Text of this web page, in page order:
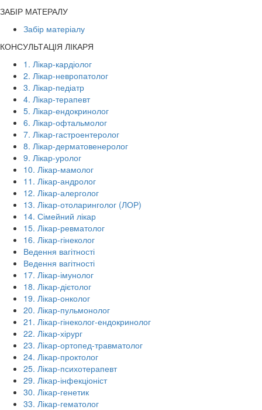
ЗАБІР МАТЕРАЛУ
Забір матеріалу
КОНСУЛЬТАЦІЯ ЛІКАРЯ
1. Лікар-кардіолог
2. Лікар-невропатолог
3. Лікар-педіатр
4. Лікар-терапевт
5. Лікар-ендокринолог
6. Лікар-офтальмолог
7. Лікар-гастроентеролог
8. Лікар-дерматовенеролог
9. Лікар-уролог
10. Лікар-мамолог
11. Лікар-андролог
12. Лікар-алерголог
13. Лікар-отоларинголог (ЛОР)
14. Сімейний лікар
15. Лікар-ревматолог
16. Лікар-гінеколог
Ведення вагітності
Ведення вагітності
17. Лікар-імунолог
18. Лікар-дієтолог
19. Лікар-онколог
20. Лікар-пульмонолог
21. Лікар-гінеколог-ендокринолог
22. Лікар-хірург
23. Лікар-ортопед-травматолог
24. Лікар-проктолог
25. Лікар-психотерапевт
29. Лікар-інфекціоніст
30. Лікар-генетик
33. Лікар-гематолог